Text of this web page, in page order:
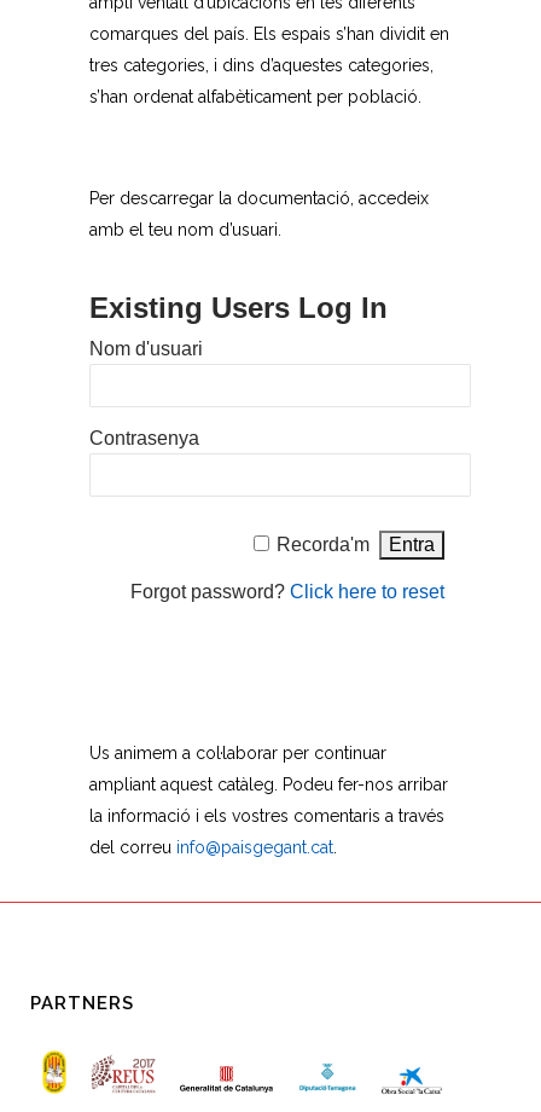
comarques del país. Els espais s’han dividit en
tres categories, i dins d’aquestes categories,
s’han ordenat alfabèticament per població.
Per descarregar la documentació, accedeix
amb el teu nom d’usuari.
Existing Users Log In
Nom d'usuari
Contrasenya
Recorda'm
Forgot password? Click here to reset
Us animem a col·laborar per continuar
ampliant aquest catàleg. Podeu fer-nos arribar
la informació i els vostres comentaris a través
del correu info@paisgegant.cat
PARTNERS